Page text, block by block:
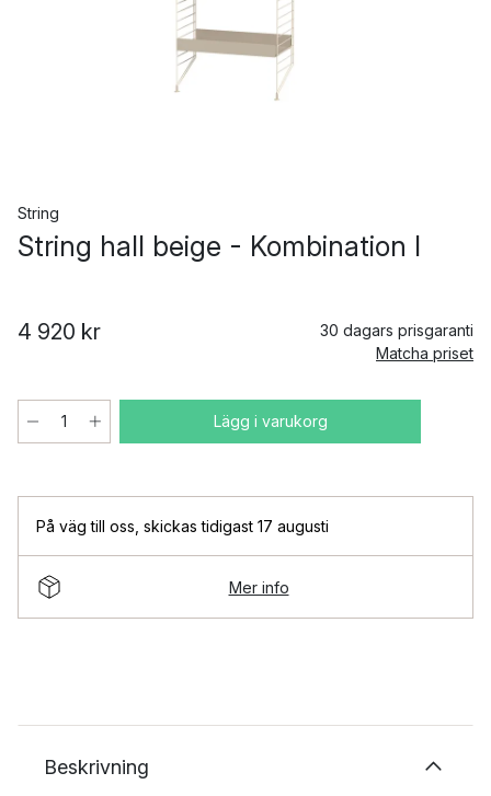
String
String hall beige - Kombination I
4 920 kr
30 dagars prisgaranti
Matcha priset
Lägg i varukorg
På väg till oss skickas tidigast 17 augusti
Mer info
Beskrivning